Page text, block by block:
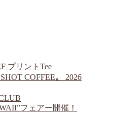
プリントTee
COFFEE〟 2026
フェアー開催！